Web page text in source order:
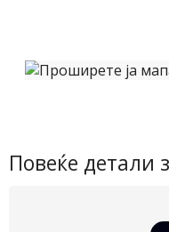
Повеќе детали